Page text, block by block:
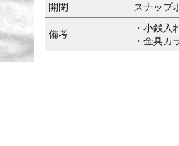
開閉
スナップ
備考
・小銭入
・金具カ